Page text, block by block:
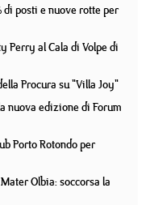
posti e nuove rotte per
Perry al Cala di Volpe di
Procura su "Villa Joy"
nuova edizione di Forum
Porto Rotondo per
Olbia: soccorsa la